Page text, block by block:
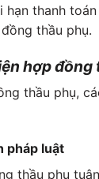
hạn thanh
thầu phụ.
hợp đồng
thầu phụ,
pháp luật
thầu phụ